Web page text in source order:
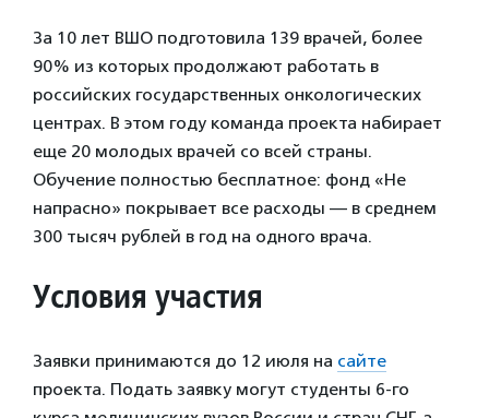
За 10 лет ВШО подготовила 139 врачей, более
90% из которых продолжают работать в
российских государственных онкологических
центрах. В этом году команда проекта набирает
еще 20 молодых врачей со всей страны.
Обучение полностью бесплатное: фонд «Не
напрасно» покрывает все расходы — в среднем
300 тысяч рублей в год на одного врача.
Условия участия
Заявки принимаются до 12 июля на сайте
проекта. Подать заявку могут студенты 6-го